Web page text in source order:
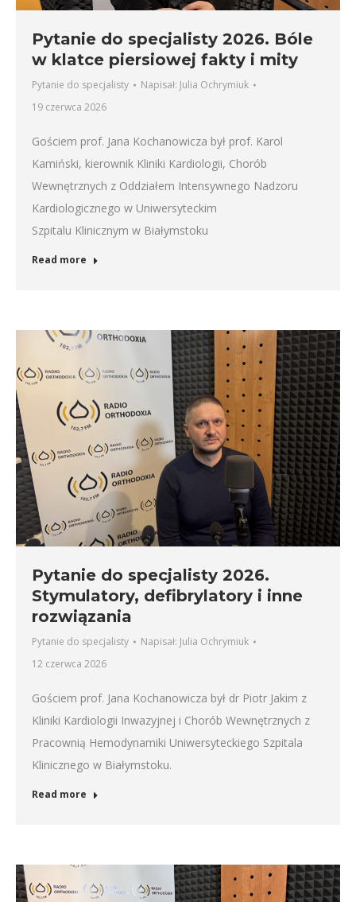
Pytanie do specjalisty 2026. Bóle
w klatce piersiowej fakty i mity
Pytanie do specjalisty Napisał: Julia Ochrymiuk
19 czerwca 2026
Gościem prof. Jana Kochanowicza był prof. Karol
Kamiński, kierownik Kliniki Kardiologii, Chorób
Wewnętrznych z Oddziałem Intensywnego Nadzoru
Kardiologicznego w Uniwersyteckim
Szpitalu Klinicznym w Białymstoku
Read more
Pytanie do specjalisty 2026.
Stymulatory, defibrylatory i inne
rozwiązania
Pytanie do specjalisty Napisał: Julia Ochrymiuk
12 czerwca 2026
Gościem prof. Jana Kochanowicza był dr Piotr Jakim z
Kliniki Kardiologii Inwazyjnej i Chorób Wewnętrznych z
Pracownią Hemodynamiki Uniwersyteckiego Szpitala
Klinicznego w Białymstoku.
Read more